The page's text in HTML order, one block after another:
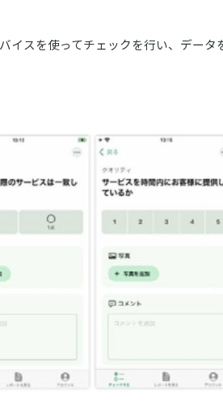
イスを使ってチェックを行い、データ